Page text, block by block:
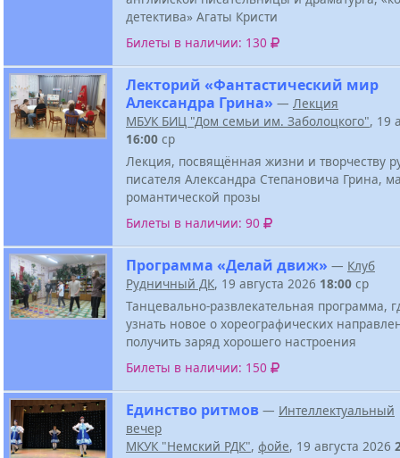
детектива» Агаты Кристи
Билеты в наличии: 130
Лекторий «Фантастический мир
Александра Грина» — Лекция
МБУК БИЦ "Дом семьи им. Заболоцкого", 19
16:00 ср
Лекция, посвящённая жизни и творчеству
писателя Александра Степановича Грина,
романтической прозы
Билеты в наличии: 90
Программа «Делай движ» — Клуб
Рудничный ДК, 19 августа 2026 18:00 ср
Танцевально-развлекательная программа,
узнать новое о хореографических
получить заряд хорошего настроения
Билеты в наличии: 150
Единство ритмов — Интеллектуальный
вечер
МКУК "Немский РДК", фойе, 19 августа 2026